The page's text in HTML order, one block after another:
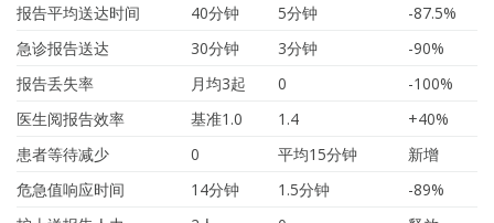
报告平均送达时间
40分钟 5分钟
-87.5%
急诊报告送达
30分钟 3分钟
-90%
报告丢失率
月均3起 0
-100%
医生阅报告效率
基准1.0 1.4
+40%
患者等待减少
0 平均15分钟
新增
危急值响应时间
14分钟 1.5分钟
-89%